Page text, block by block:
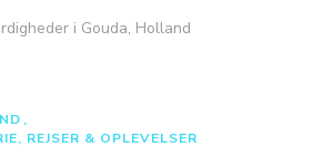
i Gouda, Holland
REJSER & OPLEVELSER